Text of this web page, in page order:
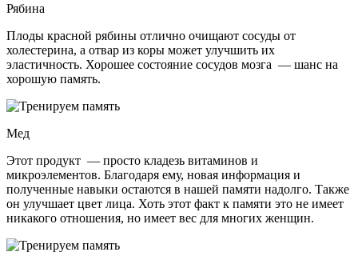
Рябина
Плоды красной рябины отлично очищают сосуды от
холестерина, а отвар из коры может улучшить их
эластичность. Хорошее состояние сосудов мозга — шанс на
хорошую память.
Мед
Этот продукт — просто кладезь витаминов и
микроэлементов. Благодаря ему, новая информация и
полученные навыки остаются в нашей памяти надолго. Также
он улучшает цвет лица. Хоть этот факт к памяти это не имеет
никакого отношения, но имеет вес для многих женщин.